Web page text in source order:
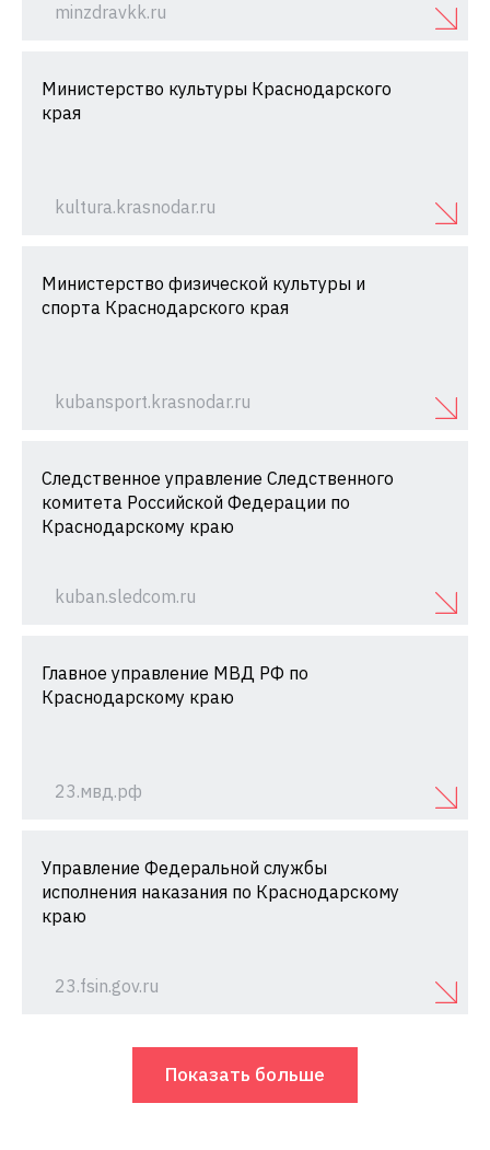
minzdravkk.ru
Министерство культуры Краснодарского
края
kultura.krasnodar.ru
Министерство физической культуры и
спорта Краснодарского края
kubansport.krasnodar.ru
Следственное управление Следственного
комитета Российской Федерации по
Краснодарскому краю
kuban.sledcom.ru
Главное управление МВД РФ по
Краснодарскому краю
23.мвд.рф
Управление Федеральной службы
исполнения наказания по Краснодарскому
краю
23.fsin.gov.ru
Показать больше